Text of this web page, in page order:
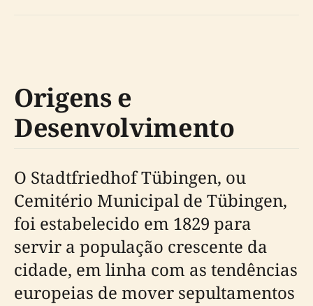
Origens e
Desenvolvimento
O Stadtfriedhof Tübingen, ou
Cemitério Municipal de Tübingen,
foi estabelecido em 1829 para
servir a população crescente da
cidade, em linha com as tendências
europeias de mover sepultamentos